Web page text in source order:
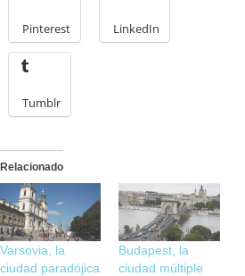
Pinterest LinkedIn
Tumblr
Relacionado
Varsovia, la
ciudad paradójica
Budapest, la
ciudad múltiple